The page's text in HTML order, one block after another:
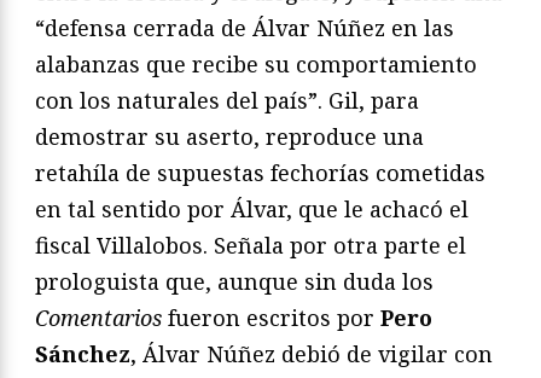
“defensa cerrada de Álvar Núñez en las
alabanzas que recibe su comportamiento
con los naturales del país”. Gil, para
demostrar su aserto, reproduce una
retahíla de supuestas fechorías cometidas
en tal sentido por Álvar, que le achacó el
fiscal Villalobos. Señala por otra parte el
prologuista que, aunque sin duda los
Comentarios fueron escritos por Pero
Sánchez, Álvar Núñez debió de vigilar con